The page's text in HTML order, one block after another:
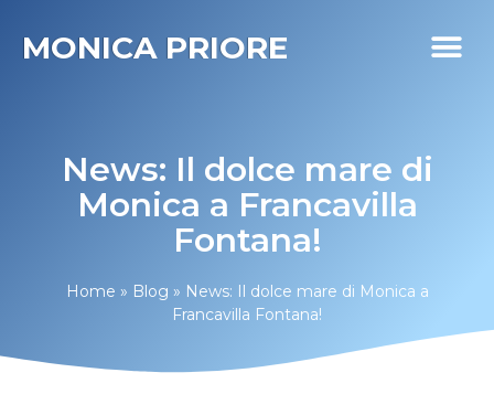
MONICA PRIORE
News: Il dolce mare di
Monica a Francavilla
Fontana!
Home » Blog » News: Il dolce mare di Monica a
Francavilla Fontana!